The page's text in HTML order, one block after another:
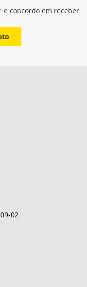
e concordo em receber
02